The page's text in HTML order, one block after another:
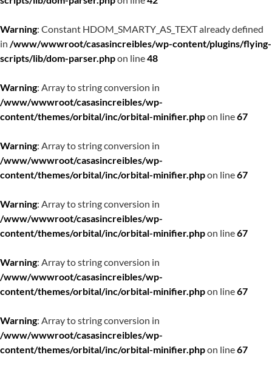
Warning: Constant HDOM_SMARTY_AS_TEXT already defined
in /www/wwwroot/casasincreibles/wp-content/plugins/flying-
scripts/lib/dom-parser.phpon line48
Warning: Array to string conversion in
/www/wwwroot/casasincreibles/wp-
content/themes/orbital/inc/orbital-minifier.phpon line67
Warning: Array to string conversion in
/www/wwwroot/casasincreibles/wp-
content/themes/orbital/inc/orbital-minifier.phpon line67
Warning: Array to string conversion in
/www/wwwroot/casasincreibles/wp-
content/themes/orbital/inc/orbital-minifier.phpon line67
Warning: Array to string conversion in
/www/wwwroot/casasincreibles/wp-
content/themes/orbital/inc/orbital-minifier.phpon line67
Warning: Array to string conversion in
/www/wwwroot/casasincreibles/wp-
content/themes/orbital/inc/orbital-minifier.phpon line67